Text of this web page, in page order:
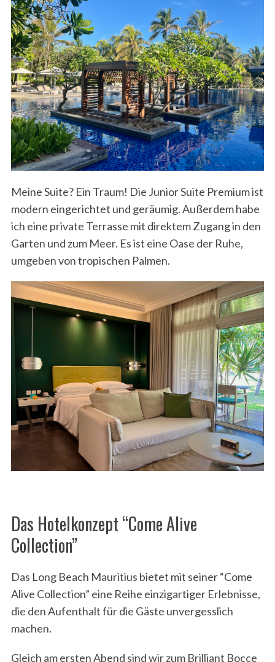
Meine Suite? Ein Traum! Die Junior Suite Premium ist
modern eingerichtet und geräumig. Außerdem habe
ich eine private Terrasse mit direktem Zugang in den
Garten und zum Meer. Es ist eine Oase der Ruhe,
umgeben von tropischen Palmen.
Das Hotelkonzept “Come Alive
Collection”
Das Long Beach Mauritius bietet mit seiner “Come
Alive Collection” eine Reihe einzigartiger Erlebnisse,
die den Aufenthalt für die Gäste unvergesslich
machen.
Gleich am ersten Abend sind wir zum Brilliant Bocce